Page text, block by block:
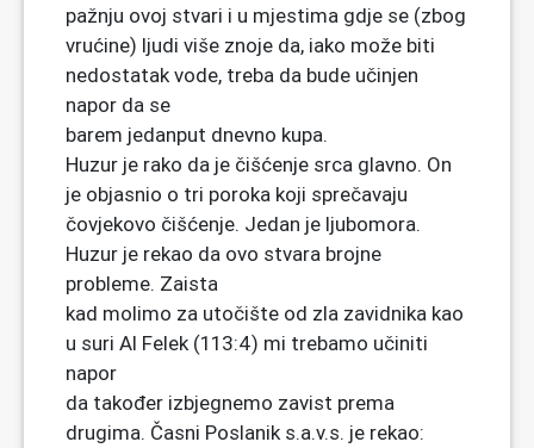
pažnju ovoj stvari i u mjestima gdje se (zbog
vrućine) ljudi više znoje da, iako može biti
nedostatak vode, treba da bude učinjen
napor da se
barem jedanput dnevno kupa.
Huzur je rako da je čišćenje srca glavno. On
je objasnio o tri poroka koji sprečavaju
čovjekovo čišćenje. Jedan je ljubomora.
Huzur je rekao da ovo stvara brojne
probleme. Zaista
kad molimo za utočište od zla zavidnika kao
u suri Al Felek (113:4) mi trebamo učiniti
napor
da također izbjegnemo zavist prema
drugima. Časni Poslanik s.a.v.s. je rekao: